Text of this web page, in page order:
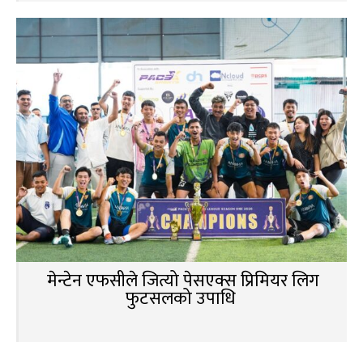
मेन्टेन एफसीले जित्यो पेसएक्स प्रिमियर लिग
फुटसलको उपाधि